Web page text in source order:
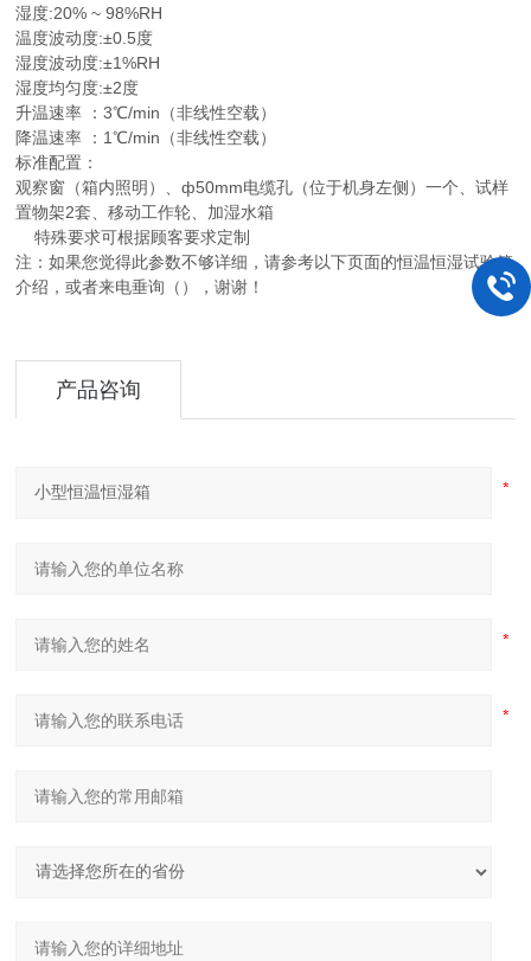
湿度:20% ~ 98%RH
温度波动度:±0.5度
湿度波动度:±1%RH
湿度均匀度:±2度
升温速率 ：3℃/min（非线性空载）
降温速率 ：1℃/min（非线性空载）
标准配置：
观察窗（箱内照明）、ф50mm电缆孔（位于机身左侧）一个、试样
置物架2套、移动工作轮、加湿水箱
特殊要求可根据顾客要求定制
注：如果您觉得此参数不够详细，请参考以下页面的恒温恒湿试验箱
介绍，或者来电垂询（），谢谢！
产品咨询